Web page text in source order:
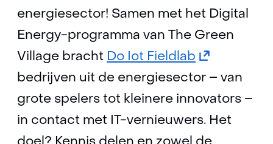
energiesector! Samen met het Digital
Energy-programma van The Green
Village bracht Do Iot Fieldlab (opent
in
nieuw
venster)
(verwijst
bedrijven uit de energiesector – van
grote spelers tot kleinere innovators –
in contact met IT-vernieuwers. Het